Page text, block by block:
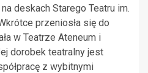
deskach Starego Teatru im.
przeniosła się do
w Teatrze Ateneum i
dorobek teatralny jest
z wybitnymi